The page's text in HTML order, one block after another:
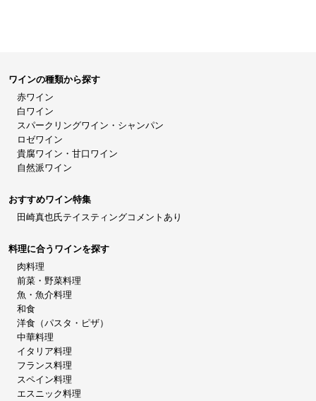
ワインの種類から探す
赤ワイン
白ワイン
スパークリングワイン・シャンパン
ロゼワイン
貴腐ワイン・甘口ワイン
自然派ワイン
おすすめワイン特集
田崎真也氏テイスティングコメントあり
料理に合うワインを探す
肉料理
前菜・野菜料理
魚・魚介料理
和食
洋食（パスタ・ピザ）
中華料理
イタリア料理
フランス料理
スペイン料理
エスニック料理